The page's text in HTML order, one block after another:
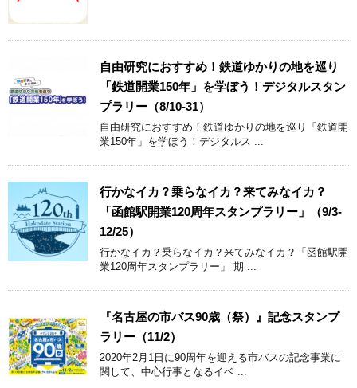
自由研究におすすめ！鉄道ゆかりの地を巡り
「鉄道開業150年」を学ぼう！デジタルスタン
プラリー（8/10-31）
自由研究におすすめ！鉄道ゆかりの地を巡り「鉄道開
業150年」を学ぼう！デジタルス ...
行かなイカ？乗らなイカ？来てみなイカ？
「函館駅開業120周年スタンプラリー」（9/3-
12/25）
行かなイカ？乗らなイカ？来てみなイカ？「函館駅開
業120周年スタンプラリー」 期 ...
『名古屋の市バス90歳（祭）』記念スタンプ
ラリー（11/2）
2020年2月1日に90周年を迎える市バスの記念事業に
関して、中心行事となるイベ ...